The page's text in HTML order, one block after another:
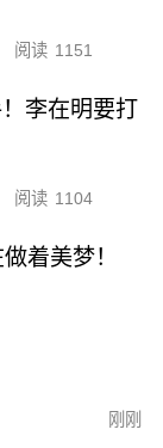
阅读 1151
李在明要打
阅读 1104
着美梦！
刚刚